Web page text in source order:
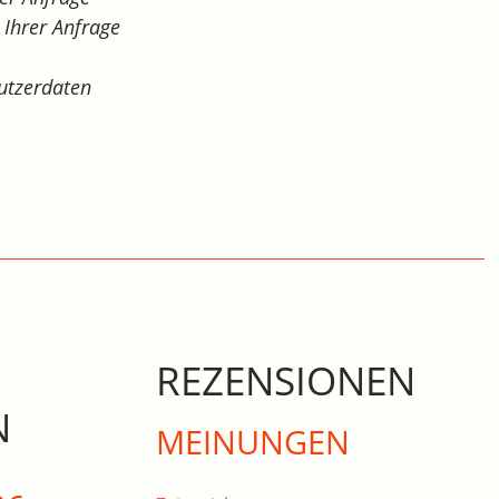
Anfrage
REZENSIONEN
MEINUNGEN